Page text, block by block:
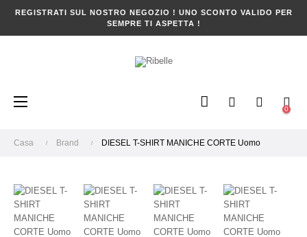
REGISTRATI SUL NOSTRO NEGOZIO ! UNO SCONTO VALIDO PER
SEMPRE TI ASPETTA !
navigazione
☰ 0
Casa Brand DIESEL T-SHIRT MANICHE CORTE Uomo